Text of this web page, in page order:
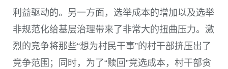
利益驱动的。另一方面，选举成本的增加以及选举
非规范化给基层治理带来了非常大的扭曲压力。激
烈的竞争将那些“想为村民干事”的村干部挤压出了
竞争范围；同时，为了“赎回”竞选成本，村干部贪